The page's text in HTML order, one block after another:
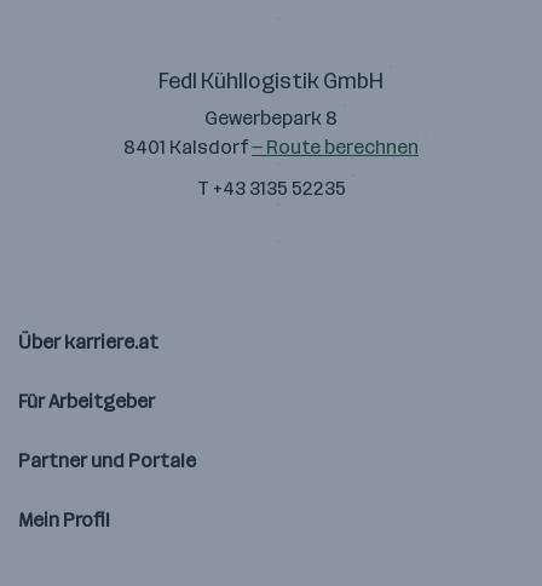
Fedl Kühllogistik GmbH
Gewerbepark 8
8401 Kalsdorf— Route berechnen
T +43 3135 52235
Über karriere.at
Für Arbeitgeber
Partner und Portale
Mein Profil